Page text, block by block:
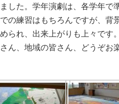
した。学年演劇は、各学年で
の練習はもちろんですが、背
られ、出来上がりも上々です
ん、地域の皆さん、どうぞお